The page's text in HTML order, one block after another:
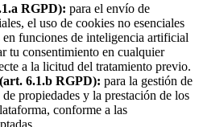
RGPD): para el envío de
el uso de cookies no esenciales
funciones de inteligencia artificial
tu consentimiento en cualquier
a la licitud del tratamiento previo.
6.1.b RGPD): para la gestión de
propiedades y la prestación de los
conforme a las